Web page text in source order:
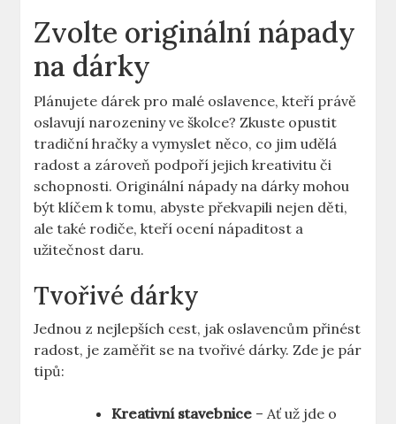
Zvolte originální nápady
na dárky
Plánujete⁤ dárek pro malé oslavence, kteří⁢ právě
oslavují narozeniny ve školce? Zkuste opustit
⁤tradiční hračky a vymyslet něco, co jim udělá
radost a zároveň podpoří jejich⁢ kreativitu či
schopnosti. Originální nápady na dárky mohou
být klíčem ​k tomu,‌ abyste překvapili nejen děti,
ale​ také ​rodiče, kteří ocení⁢ nápaditost a
užitečnost daru.
Tvořivé dárky
Jednou z nejlepších cest, jak oslavencům přinést
radost, je zaměřit se na tvořivé dárky. Zde je pár
tipů:
Kreativní stavebnice – Ať už jde o